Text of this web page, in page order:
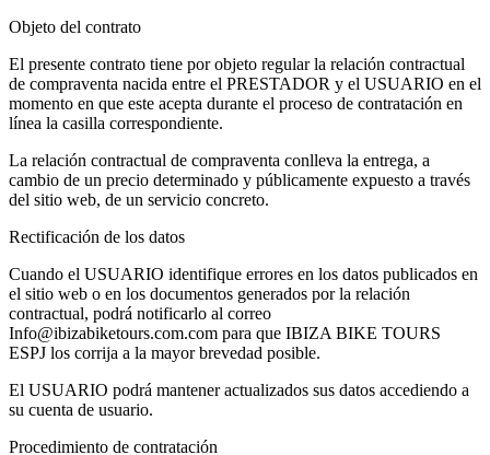
Objeto del contrato
El presente contrato tiene por objeto regular la relación contractual
de compraventa nacida entre el PRESTADOR y el USUARIO en el
momento en que este acepta durante el proceso de contratación en
línea la casilla correspondiente.
La relación contractual de compraventa conlleva la entrega, a
cambio de un precio determinado y públicamente expuesto a través
del sitio web, de un servicio concreto.
Rectificación de los datos
Cuando el USUARIO identifique errores en los datos publicados en
el sitio web o en los documentos generados por la relación
contractual, podrá notificarlo al correo
Info@ibizabiketours.com.com para que IBIZA BIKE TOURS
ESPJ los corrija a la mayor brevedad posible.
El USUARIO podrá mantener actualizados sus datos accediendo a
su cuenta de usuario.
Procedimiento de contratación